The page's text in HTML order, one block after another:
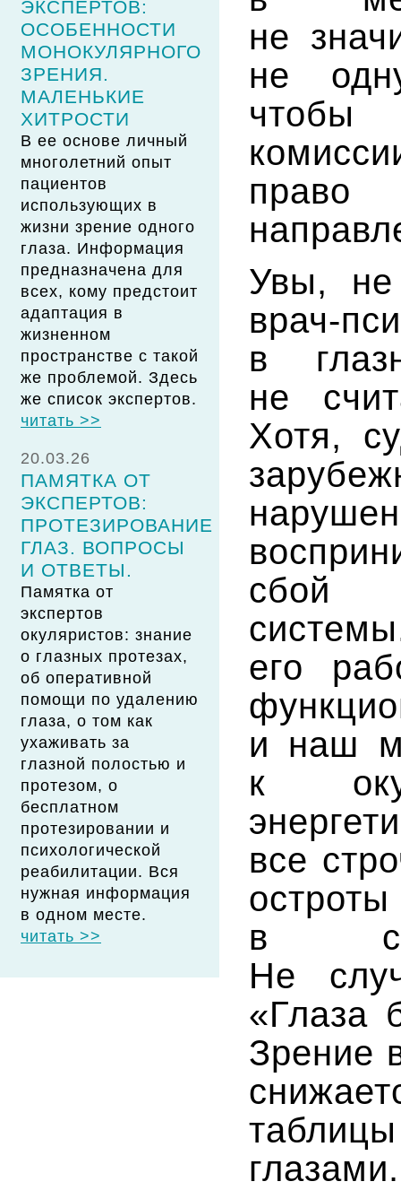
ЭКСПЕРТОВ:
ОСОБЕННОСТИ
МОНОКУЛЯРНОГО
ЗРЕНИЯ.
МАЛЕНЬКИЕ
ХИТРОСТИ
В ее основе личный
многолетний опыт
пациентов
использующих в
жизни зрение одного
глаза. Информация
предназначена для
всех, кому предстоит
адаптация в
жизненном
пространстве с такой
же проблемой. Здесь
же список экспертов.
читать >>
20.03.26
ПАМЯТКА ОТ
ЭКСПЕРТОВ:
ПРОТЕЗИРОВАНИЕ
ГЛАЗ. ВОПРОСЫ
И ОТВЕТЫ.
Памятка от
экспертов
окуляристов: знание
о глазных протезах,
об оперативной
помощи по удалению
глаза, о том как
ухаживать за
глазной полостью и
протезом, о
бесплатном
протезировании и
психологической
реабилитации. Вся
нужная информация
в одном месте.
читать >>
не
не
чтобы
Увы, не
врач-
в
не
Хотя,
его
и наш
к
все
в
Не
«Глаза
Зрение
глазами.